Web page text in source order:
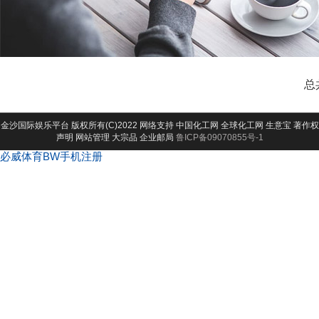
总
金沙国际娱乐平台 版权所有(C)2022 网络支持 中国化工网 全球化工网 生意宝 著作权
声明 网站管理 大宗品 企业邮局 鲁ICP备09070855号-1
必威体育BW手机注册